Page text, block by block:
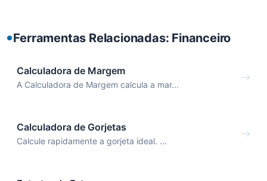
Ferramentas Relacionadas: Financeiro
Calculadora de Margem
A Calculadora de Margem calcula a mar...
Calculadora de Gorjetas
Calcule rapidamente a gorjeta ideal. ...